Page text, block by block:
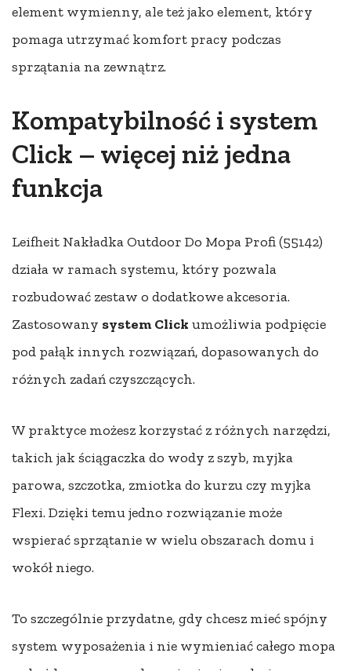
element wymienny, ale też jako element, który
pomaga utrzymać komfort pracy podczas
sprzątania na zewnątrz.
Kompatybilność i system
Click – więcej niż jedna
funkcja
Leifheit Nakładka Outdoor Do Mopa Profi (55142)
działa w ramach systemu, który pozwala
rozbudować zestaw o dodatkowe akcesoria.
Zastosowany system Click umożliwia podpięcie
pod pałąk innych rozwiązań, dopasowanych do
różnych zadań czyszczących.
W praktyce możesz korzystać z różnych narzędzi,
takich jak ściągaczka do wody z szyb, myjka
parowa, szczotka, zmiotka do kurzu czy myjka
Flexi. Dzięki temu jedno rozwiązanie może
wspierać sprzątanie w wielu obszarach domu i
wokół niego.
To szczególnie przydatne, gdy chcesz mieć spójny
system wyposażenia i nie wymieniać całego mopa